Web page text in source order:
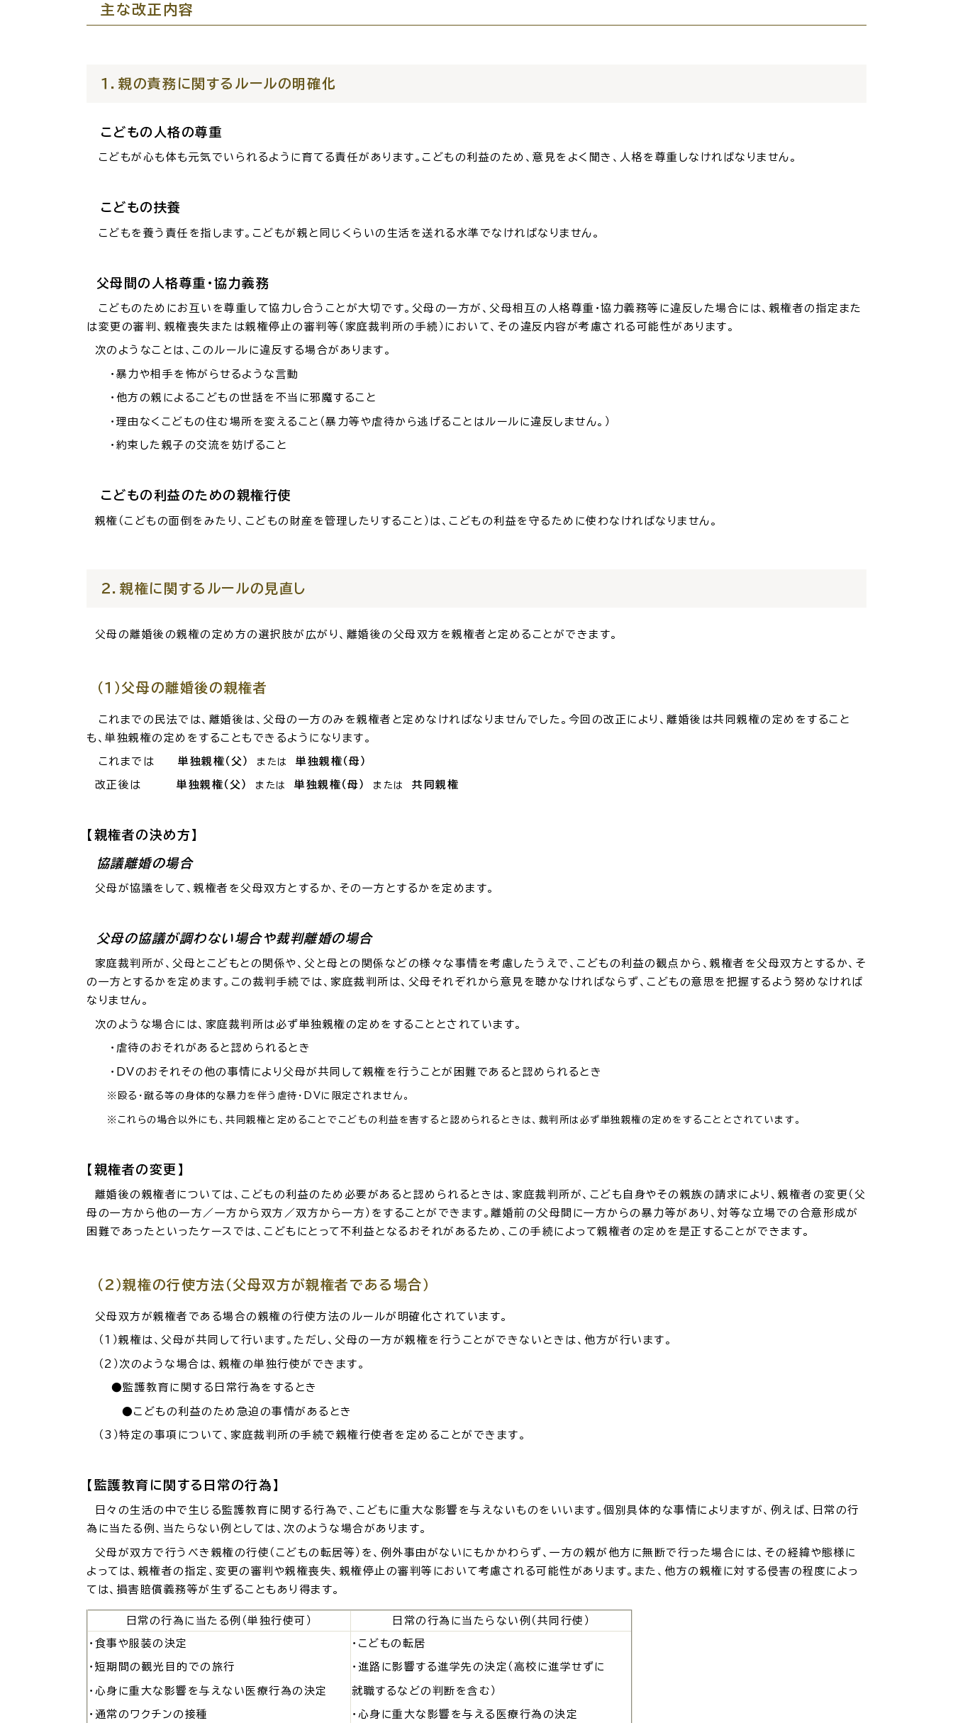
主な改正内容
１．親の責務に関するルールの明確化
こどもの人格の尊重
こどもが心も体も元気でいられるように育てる責任があります。こどもの利益のため、意見をよく聞き、人格を尊重しなければなりません。
こどもの扶養
こどもを養う責任を指します。こどもが親と同じくらいの生活を送れる水準でなければなりません。
父母間の人格尊重・協力義務
こどものためにお互いを尊重して協力し合うことが大切です。父母の一方が、父母相互の人格尊重・協力義務等に違反した場合には、親権者の指定また
は変更の審判、親権喪失または親権停止の審判等（家庭裁判所の手続）において、その違反内容が考慮される可能性があります。
次のようなことは、このルールに違反する場合があります。
・暴力や相手を怖がらせるような言動
・他方の親によるこどもの世話を不当に邪魔すること
・理由なくこどもの住む場所を変えること（暴力等や虐待から逃げることはルールに違反しません。）
・約束した親子の交流を妨げること
こどもの利益のための親権行使
親権（こどもの面倒をみたり、こどもの財産を管理したりすること）は、こどもの利益を守るために使わなければなりません。
２．親権に関するルールの見直し
父母の離婚後の親権の定め方の選択肢が広がり、離婚後の父母双方を親権者と定めることができます。
（１）父母の離婚後の親権者
これまでの民法では、離婚後は、父母の一方のみを親権者と定めなければなりませんでした。今回の改正により、離婚後は共同親権の定めをすること
も、単独親権の定めをすることもできるようになります。
これまでは 単独親権（父） または 単独親権（母）
改正後は 単独親権（父） または 単独親権（母） または 共同親権
【親権者の決め方】
協議離婚の場合
父母が協議をして、親権者を父母双方とするか、その一方とするかを定めます。
父母の協議が調わない場合や裁判離婚の場合
家庭裁判所が、父母とこどもとの関係や、父と母との関係などの様々な事情を考慮したうえで、こどもの利益の観点から、親権者を父母双方とするか、そ
の一方とするかを定めます。この裁判手続では、家庭裁判所は、父母それぞれから意見を聴かなければならず、こどもの意思を把握するよう努めなければ
なりません。
次のような場合には、家庭裁判所は必ず単独親権の定めをすることとされています。
・虐待のおそれがあると認められるとき
・DVのおそれその他の事情により父母が共同して親権を行うことが困難であると認められるとき
※殴る・蹴る等の身体的な暴力を伴う虐待・DVに限定されません。
※これらの場合以外にも、共同親権と定めることでこどもの利益を害すると認められるときは、裁判所は必ず単独親権の定めをすることとされています。
【親権者の変更】
離婚後の親権者については、こどもの利益のため必要があると認められるときは、家庭裁判所が、こども自身やその親族の請求により、親権者の変更（父
母の一方から他の一方／一方から双方／双方から一方）をすることができます。離婚前の父母間に一方からの暴力等があり、対等な立場での合意形成が
困難であったといったケースでは、こどもにとって不利益となるおそれがあるため、この手続によって親権者の定めを是正することができます。
（２）親権の行使方法（父母双方が親権者である場合）
父母双方が親権者である場合の親権の行使方法のルールが明確化されています。
（1）親権は、父母が共同して行います。ただし、父母の一方が親権を行うことができないときは、他方が行います。
（2）次のような場合は、親権の単独行使ができます。
●監護教育に関する日常行為をするとき
●こどもの利益のため急迫の事情があるとき
（3）特定の事項について、家庭裁判所の手続で親権行使者を定めることができます。
【監護教育に関する日常の行為】
日々の生活の中で生じる監護教育に関する行為で、こどもに重大な影響を与えないものをいいます。個別具体的な事情によりますが、例えば、日常の行
為に当たる例、当たらない例としては、次のような場合があります。
父母が双方で行うべき親権の行使（こどもの転居等）を、例外事由がないにもかかわらず、一方の親が他方に無断で行った場合には、その経緯や態様に
よっては、親権者の指定、変更の審判や親権喪失、親権停止の審判等において考慮される可能性があります。また、他方の親権に対する侵害の程度によっ
ては、損害賠償義務等が生ずることもあり得ます。
日常の行為に当たる例（単独行使可） 日常の行為に当たらない例（共同行使）
・食事や服装の決定
・短期間の観光目的での旅行
・心身に重大な影響を与えない医療行為の決定
・通常のワクチンの接種
・こどもの転居
・進路に影響する進学先の決定（高校に進学せずに
就職するなどの判断を含む）
・心身に重大な影響を与える医療行為の決定